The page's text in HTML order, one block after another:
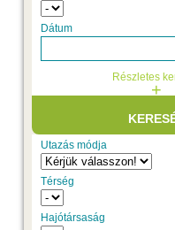
Dátum
Részletes
+
Utazás módja
Térség
Hajótársaság